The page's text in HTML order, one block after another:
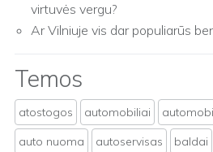
virtuvės vergu?
Ar Vilniuje vis dar populiarūs
Temos
atostogos automobiliai
auto nuoma
autoservisas baldai